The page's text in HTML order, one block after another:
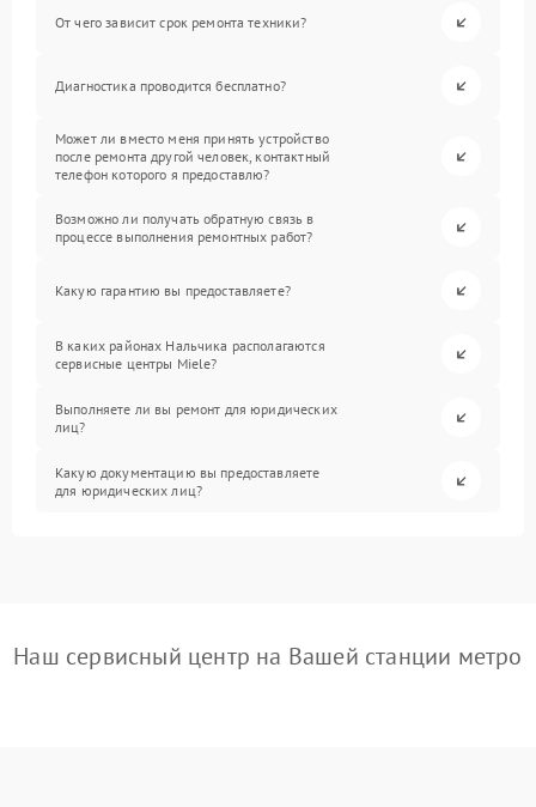
От чего зависит срок ремонта техники?
Диагностика проводится бесплатно?
Может ли вместо меня принять устройство
после ремонта другой человек, контактный
телефон которого я предоставлю?
Возможно ли получать обратную связь в
процессе выполнения ремонтных работ?
Какую гарантию вы предоставляете?
В каких районах Нальчика располагаются
сервисные центры Miele?
Выполняете ли вы ремонт для юридических
лиц?
Какую документацию вы предоставляете
для юридических лиц?
Наш сервисный центр на Вашей станции метро